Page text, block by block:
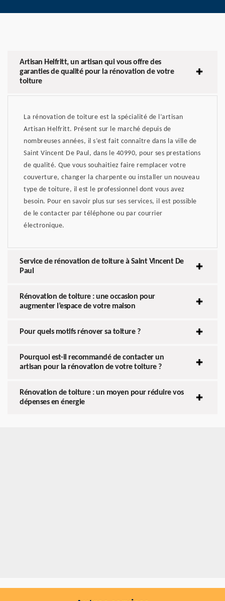
Artisan Helfritt, un artisan qui vous offre des
garanties de qualité pour la rénovation de votre
toiture
La rénovation de toiture est la spécialité de l’artisan
Artisan Helfritt. Présent sur le marché depuis de
nombreuses années, il s’est fait connaître dans la ville de
Saint Vincent De Paul, dans le 40990, pour ses prestations
de qualité. Que vous souhaitiez faire remplacer votre
couverture, changer la charpente ou installer un nouveau
type de toiture, il est le professionnel dont vous avez
besoin. Pour en savoir plus sur ses services, il est possible
de le contacter par téléphone ou par courrier
électronique.
Service de rénovation de toiture à Saint Vincent De
Paul
Rénovation de toiture : une occasion pour
augmenter l’espace de votre maison
Pour quels motifs rénover sa toiture ?
Pourquoi est-il recommandé de contacter un
artisan pour la rénovation de votre toiture ?
Rénovation de toiture : un moyen pour réduire vos
dépenses en énergie